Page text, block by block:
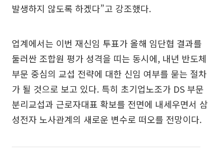
발생하지 않도록 하겠다”고 강조했다.
업계에서는 이번 재신임 투표가 올해 임단협 결과를
둘러싼 조합원 평가 성격을 띠는 동시에, 내년 반도체
부문 중심의 교섭 전략에 대한 신임 여부를 묻는 절차
가 될 것으로 보고 있다. 특히 초기업노조가 DS 부문
분리교섭과 근로자대표 확보를 전면에 내세우면서 삼
성전자 노사관계의 새로운 변수로 떠오를 전망이다.